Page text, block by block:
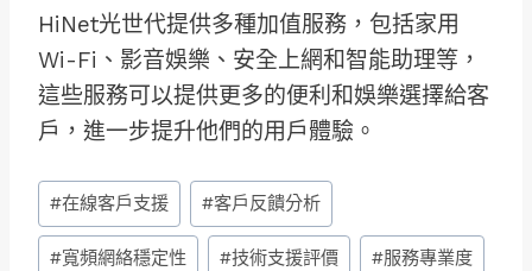
HiNet光世代提供多種加值服務，包括家用
Wi-Fi、影音娛樂、安全上網和智能助理等，
這些服務可以提供更多的便利和娛樂選擇給客
戶，進一步提升他們的用戶體驗。
Post
Tags:
#在線客戶支援 #客戶反饋分析
#寬頻網絡穩定性 #技術支援評價 #服務專業度